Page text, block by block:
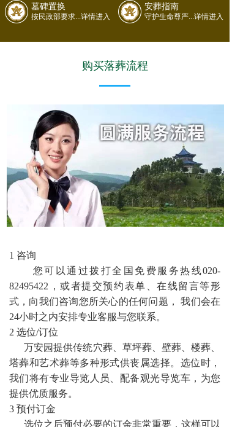
墓碑置换
按民政部要求...详情进入
安葬指南
守护生命尊严...详情进入
购买落葬流程
1 咨询
您可以通过拨打全国免费服务热线020-
82495422，或者提交预约表单、在线留言等形
式，向我们咨询您所关心的任何问题， 我们会在
24小时之内安排专业客服与您联系。
2 选位/订位
万安园提供传统穴葬、草坪葬、壁葬、楼葬、
塔葬和艺术葬等多种形式供丧属选择。选位时，
我们将有专业导览人员、配备观光导览车，为您
提供优质服务。
3 预付订金
选位之后预付必要的订金非常重要，这样可以